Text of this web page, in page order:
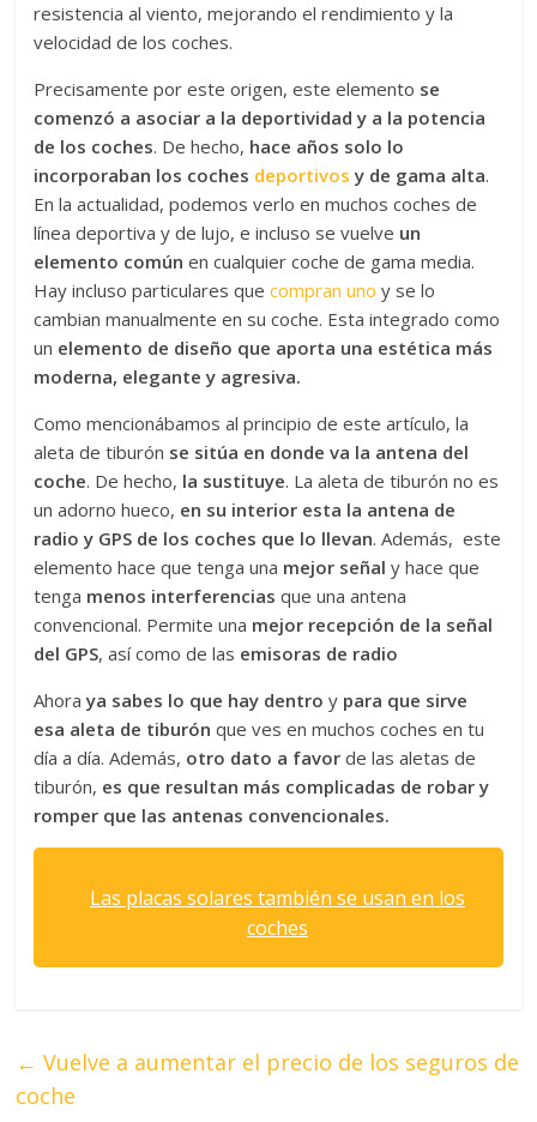
resistencia al viento, mejorando el rendimiento y la
velocidad de los coches.
Precisamente por este origen, este elemento se
comenzó a asociar a la deportividad y a la potencia
de los coches. De hecho, hace años solo lo
incorporaban los coches deportivos y de gama alta.
En la actualidad, podemos verlo en muchos coches de
línea deportiva y de lujo, e incluso se vuelve un
elemento común en cualquier coche de gama media.
Hay incluso particulares quecompran uno y se lo
cambian manualmente en su coche. Esta integrado como
un elemento de diseño que aporta una estética más
moderna, elegante y agresiva.
Como mencionábamos al principio de este artículo, la
aleta de tiburón se sitúa en donde va la antena del
coche. De hecho, la sustituye. La aleta de tiburón no es
un adorno hueco, en su interior esta la antena de
radio y GPS de los coches que lo llevan. Además, este
elemento hace que tenga una mejor señal y hace que
tenga menos interferencias que una antena
convencional. Permite una mejor recepción de la señal
del GPS, así como de las emisoras de radio
Ahoraya sabes lo que hay dentro y para que sirve
esa aleta de tiburón que ves en muchos coches en tu
día a día. Además, otro dato a favor de las aletas de
tiburón, es que resultan más complicadas de robar y
romper que las antenas convencionales.
Las placas solares también se usan en los
coches
← Vuelve a aumentar el precio de los seguros de
coche